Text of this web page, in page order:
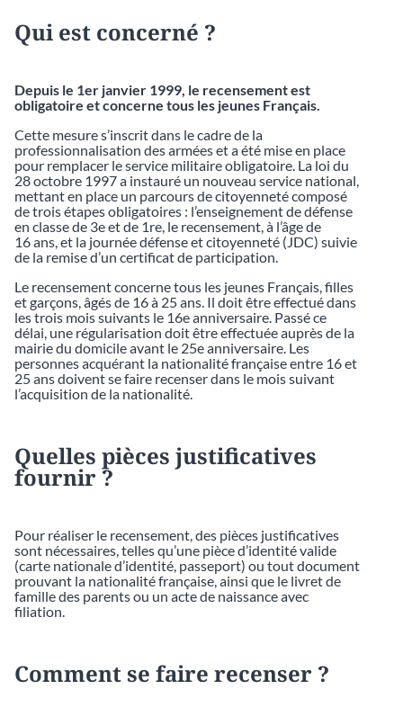
Qui est concerné ?
Depuis le 1er janvier 1999, le recensement est
obligatoire et concerne tous les jeunes Français.
Cette mesure s’inscrit dans le cadre de la
professionnalisation des armées et a été mise en place
pour remplacer le service militaire obligatoire. La loi du
28 octobre 1997 a instauré un nouveau service national,
mettant en place un parcours de citoyenneté composé
de trois étapes obligatoires : l’enseignement de défense
en classe de 3e et de 1re, le recensement, à l’âge de
16 ans, et la journée défense et citoyenneté (JDC) suivie
de la remise d’un certificat de participation.
Le recensement concerne tous les jeunes Français, filles
et garçons, âgés de 16 à 25 ans. Il doit être effectué dans
les trois mois suivants le 16e anniversaire. Passé ce
délai, une régularisation doit être effectuée auprès de la
mairie du domicile avant le 25e anniversaire. Les
personnes acquérant la nationalité française entre 16 et
25 ans doivent se faire recenser dans le mois suivant
l’acquisition de la nationalité.
Quelles pièces justificatives
fournir ?
Pour réaliser le recensement, des pièces justificatives
sont nécessaires, telles qu’une pièce d’identité valide
(carte nationale d’identité, passeport) ou tout document
prouvant la nationalité française, ainsi que le livret de
famille des parents ou un acte de naissance avec
filiation.
Comment se faire recenser ?